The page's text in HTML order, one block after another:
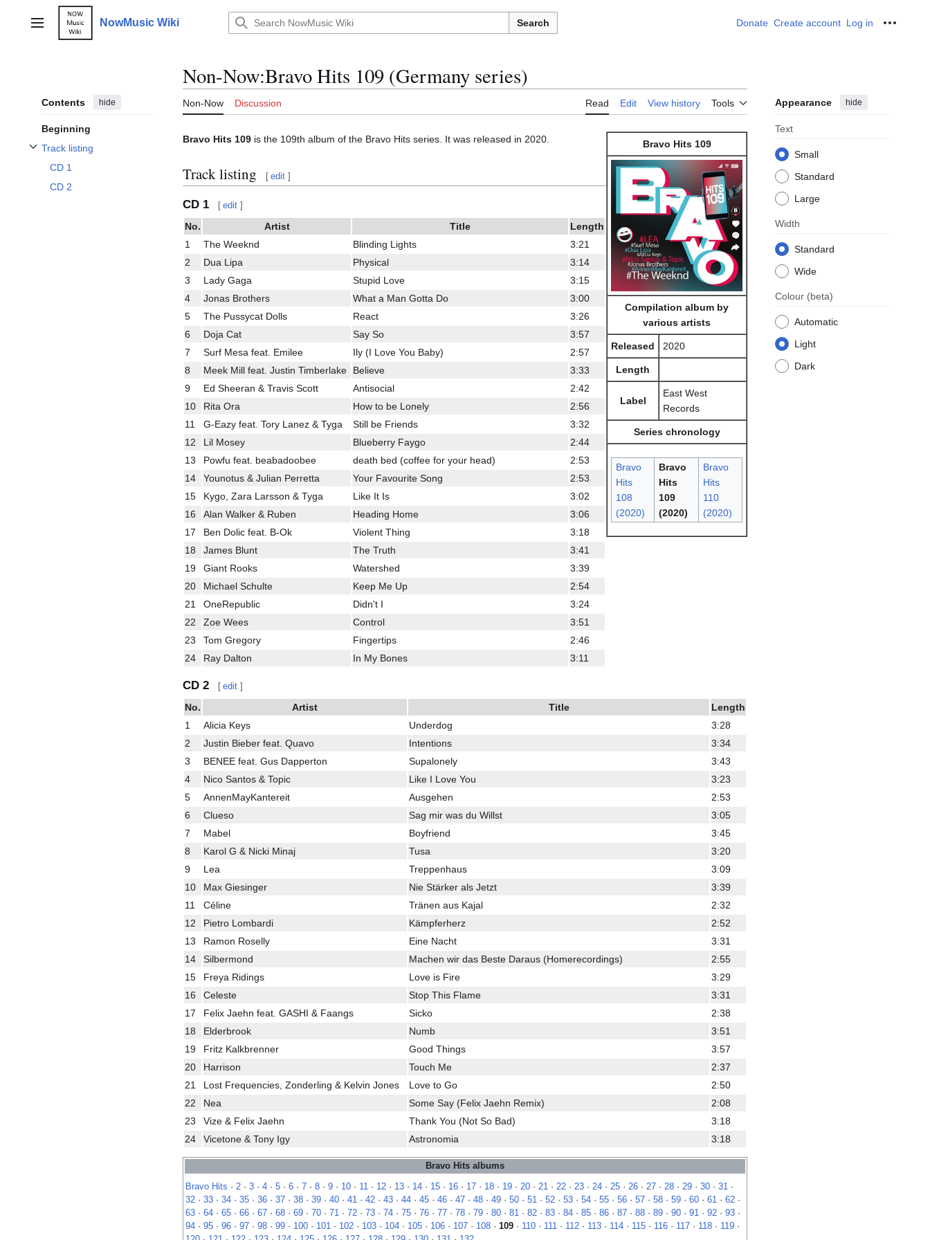
contentMain menu NowMusic Wiki Search Donate Create account Log in
Contents hide
Beginning
Track listing
Toggle Track listing subsection
CD 1
CD 2
Non-Now:Bravo Hits 109 (Germany series)
Non-Now Discussion Read Edit View history Tools Appearance hide
Text
Small
Standard
Large
Width
Standard
Wide
Colour (beta)
Automatic
Light
Dark
Bravo Hits 109
Compilation album by
various artists
Released 2020
Length
Label
East West
Records
Series chronology
Bravo
Hits
108
(2020)
Bravo
Hits
109
(2020)
Bravo
Hits
110
(2020)
Bravo Hits 109 is the 109th album of the Bravo Hits series. It was released in 2020.
Track listing [ edit ]
CD 1 [ edit ]
No. Artist Title
Length
1
The Weeknd Blinding Lights
3:21
2
Dua Lipa Physical
3:14
3
Lady Gaga Stupid Love
3:15
4
Jonas Brothers What a Man Gotta Do
3:00
5
The Pussycat Dolls React
3:26
6
Doja Cat Say So
3:57
7
Surf Mesa feat. Emilee Ily (I Love You Baby)
2:57
8
Meek Mill feat. Justin Timberlake Believe
3:33
9
Ed Sheeran & Travis Scott Antisocial
2:42
10
Rita Ora How to be Lonely
2:56
11
G-Eazy feat. Tory Lanez & Tyga Still be Friends
3:32
12
Lil Mosey Blueberry Faygo
2:44
13
Powfu feat. beabadoobee death bed (coffee for your head)
2:53
14
Younotus & Julian Perretta Your Favourite Song
2:53
15
Kygo, Zara Larsson & Tyga Like It Is
3:02
16
Alan Walker & Ruben Heading Home
3:06
17
Ben Dolic feat. B-Ok Violent Thing
3:18
18
James Blunt The Truth
3:41
19
Giant Rooks Watershed
3:39
20
Michael Schulte Keep Me Up
2:54
21
OneRepublic Didn't I
3:24
22
Zoe Wees Control
3:51
23
Tom Gregory Fingertips
2:46
24
Ray Dalton In My Bones 3:11
CD 2 [ edit ]
No. Artist Title
Length
1
Alicia Keys Underdog
3:28
2
Justin Bieber feat. Quavo Intentions
3:34
3
BENEE feat. Gus Dapperton Supalonely
3:43
4
Nico Santos & Topic Like I Love You
3:23
5
AnnenMayKantereit Ausgehen
2:53
6
Clueso Sag mir was du Willst
3:05
7
Mabel Boyfriend
3:45
8
Karol G & Nicki Minaj Tusa
3:20
9
Lea Treppenhaus
3:09
10
Max Giesinger Nie Stärker als Jetzt
3:39
11
Céline Tränen aus Kajal
2:32
12
Pietro Lombardi Kämpferherz
2:52
13
Ramon Roselly Eine Nacht
3:31
14
Silbermond Machen wir das Beste Daraus (Homerecordings)
2:55
15
Freya Ridings Love is Fire
3:29
16
Celeste Stop This Flame
3:31
17
Felix Jaehn feat. GASHI & Faangs Sicko
2:38
18
Elderbrook Numb
3:51
19
Fritz Kalkbrenner Good Things
3:57
20
Harrison Touch Me
2:37
21
Lost Frequencies, Zonderling & Kelvin Jones Love to Go
2:50
22
Nea Some Say (Felix Jaehn Remix)
2:08
23
Vize & Felix Jaehn Thank You (Not So Bad)
3:18
24
Vicetone & Tony Igy Astronomia 3:18
Bravo Hits albums
Bravo Hits · 2 · 3 · 4 · 5 · 6 · 7 · 8 · 9 · 10 · 11 · 12 · 13 · 14 · 15 · 16 · 17 · 18 · 19 · 20 · 21 · 22 · 23 · 24 · 25 · 26 · 27 · 28 · 29 · 30 · 31 ·
32 · 33 · 34 · 35 · 36 · 37 · 38 · 39 · 40 · 41 · 42 · 43 · 44 · 45 · 46 · 47 · 48 · 49 · 50 · 51 · 52 · 53 · 54 · 55 · 56 · 57 · 58 · 59 · 60 · 61 · 62 ·
63 · 64 · 65 · 66 · 67 · 68 · 69 · 70 · 71 · 72 · 73 · 74 · 75 · 76 · 77 · 78 · 79 · 80 · 81 · 82 · 83 · 84 · 85 · 86 · 87 · 88 · 89 · 90 · 91 · 92 · 93 ·
94 · 95 · 96 · 97 · 98 · 99 · 100 · 101 · 102 · 103 · 104 · 105 · 106 · 107 · 108 · 109 · 110 · 111 · 112 · 113 · 114 · 115 · 116 · 117 · 118 · 119 ·